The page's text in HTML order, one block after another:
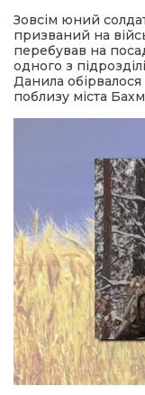
Зовсім юний
призваний на
перебував на
одного з
Данила
поблизу міста